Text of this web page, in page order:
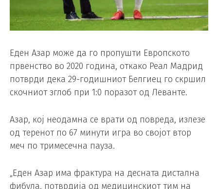
Еден Азар може да го пропушти Европското
првенство во 2020 година, откако Реал Мадрид
потврди дека 29-годишниот Белгиец го скршил
скочниот зглоб при 1:0 поразот од Леванте.
Азар, кој неодамна се врати од повреда, излезе
од теренот по 67 минути игра во својот втор
меч по тримесечна пауза.
„Еден Азар има фрактура на десната дистална
фибула, потврдија од медицинскиот тим на